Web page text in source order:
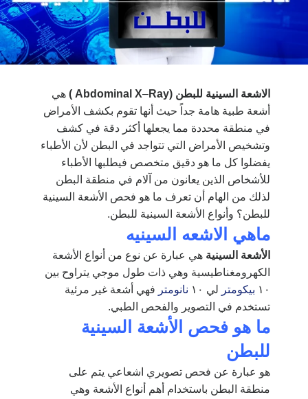
الاشعة السينية للبطن (Abdominal X
–Ray
)هي
أشعة طبية هامة جداً حيث أنها تقوم بكشف الأمراض
في منطقة محددة مما يجعلها أكثر دقة في كشف
وتشخيص الأمراض التي تتواجد في البطن لأن الأطباء
يفضلوا كل ما هو دقيق متخصص فيطلبها الأطباء
للأشخاص الذين يعانون من آلام في منطقة البطن
لذلك من الهام أن تعرف ما هو فحص الأشعة السينية
للبطن؟ وأنواع الأشعة السينية للبطن.
ماهي الاشعه السينيه
الأشعة السينية هي عبارة عن نوع من أنواع الأشعة
الكهرومغناطيسية وهي ذات طول موجي يتراوح بين
١٠ بيكومتر لي ١٠ نانومتر فهي أشعة غير مرئية
تستخدم في التصوير والفحص الطبي.
ما هو فحص الأشعة السينية
للبطن
هو عبارة عن فحص تصويري اشعاعي يتم على
منطقة البطن باستخدام أهم أنواع الأشعة وهي